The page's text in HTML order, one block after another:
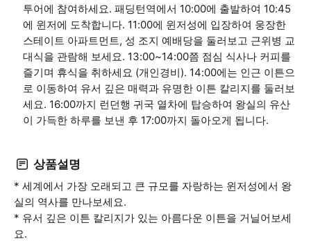
투어에 참여하세요. 패딩턴역에서 10:00에 출발하여 10:45
에 윈저에 도착합니다. 11:00에 윈저성에 입장하여 웅장한
스테이트 아파트먼트, 성 조지 예배당을 둘러보고 근위병 교
대식을 관람해 보세요. 13:00~14:00쯤 점심 식사나 커피를
즐기며 휴식을 취하세요 (개인경비). 14:00에는 인근 이튼으
로 이동하여 유서 깊은 매력과 유명한 이튼 칼리지를 둘러보
세요. 16:00까지 런던행 귀국 열차에 탑승하여 왕실의 유산
이 가득한 하루를 보낸 후 17:00까지 돌아오게 됩니다.
상품설명
* 세계에서 가장 오래되고 큰 규모를 자랑하는 윈저성에서 왕
실의 역사를 만나보세요.
* 유서 깊은 이튼 칼리지가 있는 아름다운 이튼을 거닐어보세
요.